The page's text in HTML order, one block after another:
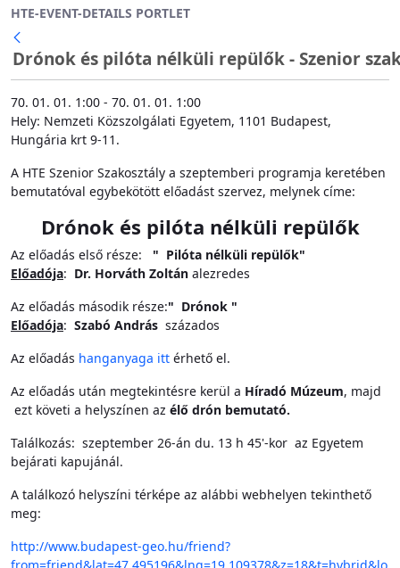
Ugrás a fő tartalomhoz
HTE-EVENT-DETAILS PORTLET
Drónok és pilóta nélküli repülők - Szenior
70. 01. 01. 1:00 - 70. 01. 01. 1:00
Hely: Nemzeti Közszolgálati Egyetem, 1101 Budapest,
Hungária krt 9-11.
A HTE Szenior Szakosztály a szeptemberi programja keretében
bemutatóval egybekötött előadást szervez, melynek címe:
Drónok és pilóta nélküli repülők
Az előadás első része: " Pilóta nélküli repülők"
Előadója: Dr. Horváth Zoltán alezredes
Az előadás második része:" Drónok "
Előadója: Szabó András százados
Az előadás hanganyaga itt érhető el.
Az előadás után megtekintésre kerül a Híradó Múzeum, majd
ezt követi a helyszínen az élő drón bemutató.
Találkozás: szeptember 26-án du. 13 h 45'-kor az Egyetem
bejárati kapujánál.
A találkozó helyszíni térképe az alábbi webhelyen tekinthető
meg:
http://www.budapest-geo.hu/friend?
from=friend&lat=47.495196&lng=19.109378&z=18&t=hybrid&lo